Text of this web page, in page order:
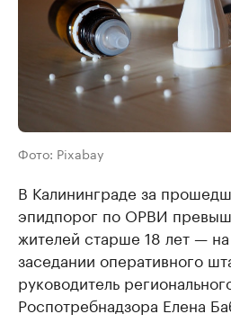
Фото: Pixabay
В Калининграде за
эпидпорог по ОРВИ
жителей старше 18 лет —
заседании оперативного
руководитель
Роспотребнадзора Елена